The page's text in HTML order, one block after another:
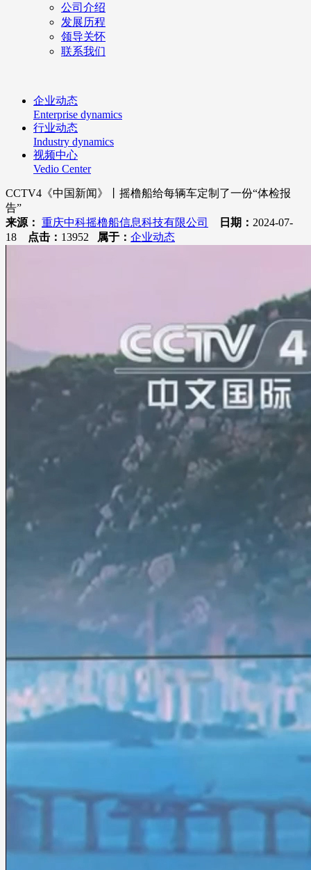
公司介绍
发展历程
领导关怀
联系我们
企业动态
Enterprise dynamics
行业动态
Industry dynamics
视频中心
Vedio Center
CCTV4《中国新闻》丨摇橹船给每辆车定制了一份“体检报
告”
来源： 重庆中科摇橹船信息科技有限公司 日期： 2024-07-
18
点击： 13952 属于： 企业动态